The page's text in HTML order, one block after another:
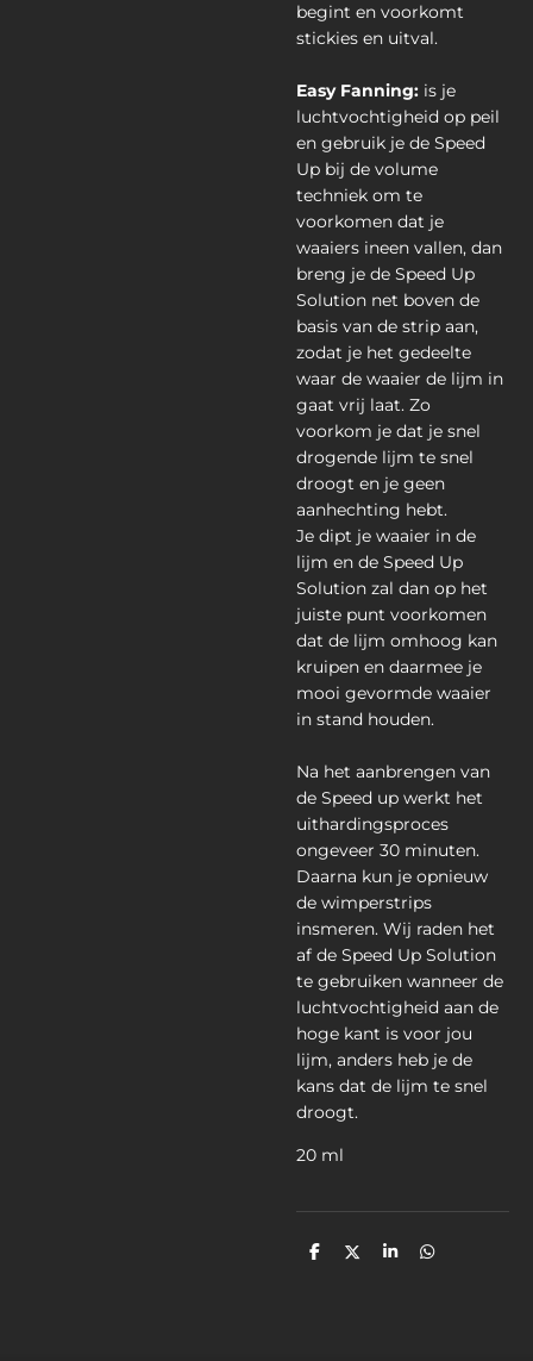
begint en voorkomt
stickies en uitval.
Easy Fanning: is je
luchtvochtigheid op peil
en gebruik je de Speed
Up bij de volume
techniek om te
voorkomen dat je
waaiers ineen vallen, dan
breng je de Speed Up
Solution net boven de
basis van de strip aan,
zodat je het gedeelte
waar de waaier de lijm in
gaat vrij laat. Zo
voorkom je dat je snel
drogende lijm te snel
droogt en je geen
aanhechting hebt.
Je dipt je waaier in de
lijm en de Speed Up
Solution zal dan op het
juiste punt voorkomen
dat de lijm omhoog kan
kruipen en daarmee je
mooi gevormde waaier
in stand houden.
Na het aanbrengen van
de Speed up werkt het
uithardingsproces
ongeveer 30 minuten.
Daarna kun je opnieuw
de wimperstrips
insmeren. Wij raden het
af de Speed Up Solution
te gebruiken wanneer de
luchtvochtigheid aan de
hoge kant is voor jou
lijm, anders heb je de
kans dat de lijm te snel
droogt.
20 ml
D
D
S
D